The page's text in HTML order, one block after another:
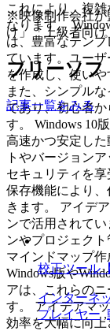
これにより、複
なります。
は、豊富なテン
ています。ユー
を作成し、使い
また、シンプル
であり、初心者
す。 Windows 10
高速かつ安定し
トやバージョン
セキュリティを
保存機能により
きます。 アイデ
ンで活用されて
ンやプロジェク
マインドマップ作
Windows版や
アは、これらの
す。 アイデアマ
効率を大幅に向
※映像制作会社が
け」「上級者向け
フリーソフ
記事一覧をみる
校正ツール
インターネ
プレイヤー,